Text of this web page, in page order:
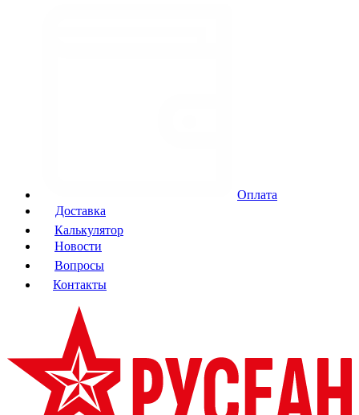
Оплата
Доставка
Калькулятор
Новости
Вопросы
Контакты